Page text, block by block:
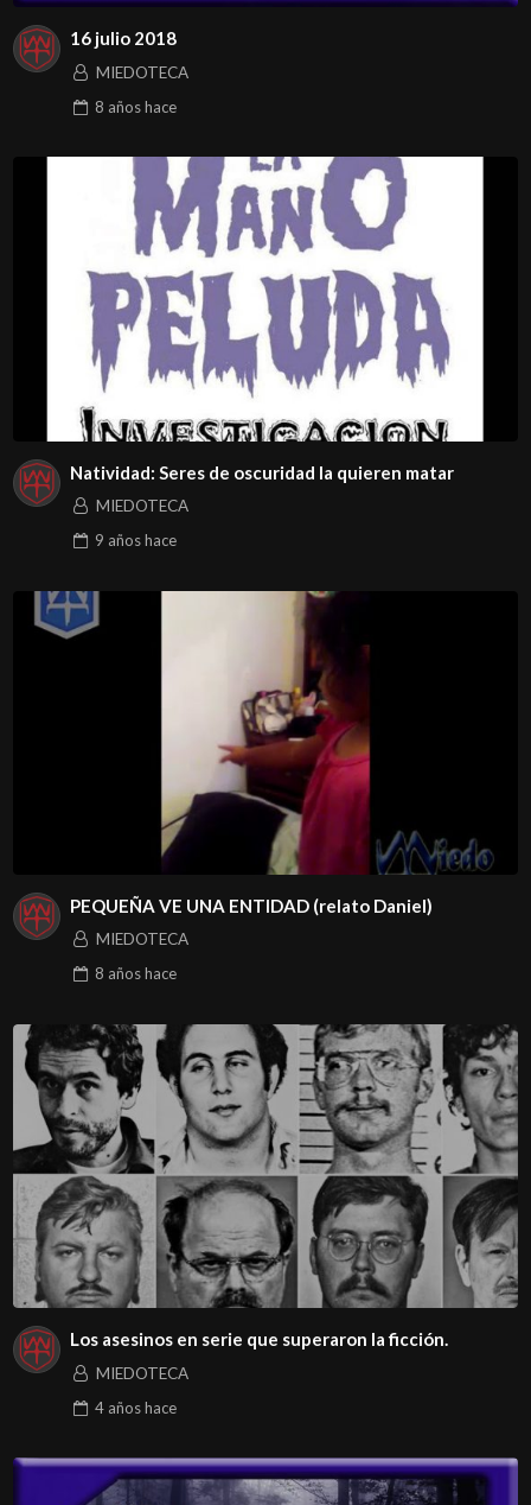
16 julio 2018
MIEDOTECA
8 añoshace
Natividad: Seres de oscuridad la quieren matar
MIEDOTECA
9 añoshace
PEQUEÑA VE UNA ENTIDAD (relato Daniel)
MIEDOTECA
8 añoshace
Los asesinos en serie que superaron la ficción.
MIEDOTECA
4 añoshace